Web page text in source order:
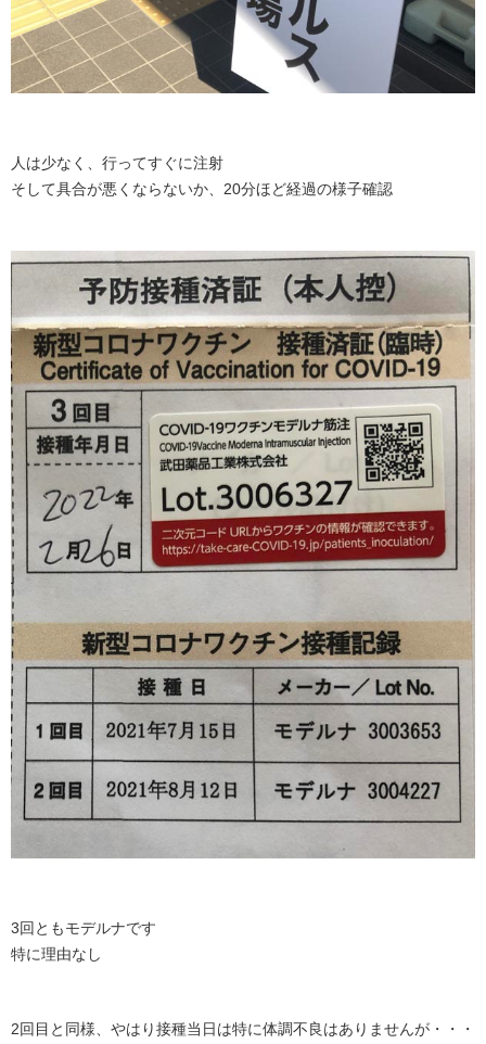
人は少なく、行ってすぐに注射
そして具合が悪くならないか、20分ほど経過の様子確認
3回ともモデルナです
特に理由なし
2回目と同様、やはり接種当日は特に体調不良はありませんが・・・